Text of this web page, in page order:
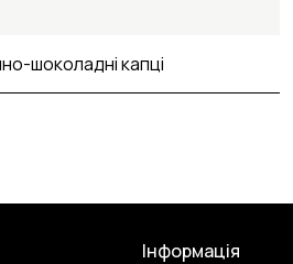
шоколадні капці
Інформація